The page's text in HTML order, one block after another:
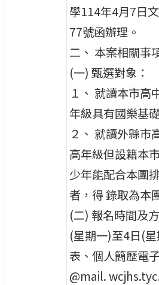
學114年4月7日
77號函辦理。
二、 本案相關事
(一) 甄選對象：
１、 就讀本市高
年級具有國樂基
２、 就讀外縣市
高年級但設籍本
少年能配合本團
者，得 錄取為本
(二) 報名時間及
(星期一)至4日(
表、個人簡歷電
@mail.